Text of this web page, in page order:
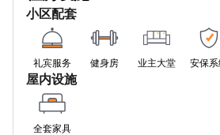
Broadfields Sports Ground
Oxford Road Wealdstone (Stop U)
Parkfield Avenue
小区配套
礼宾服务 健身房 业主大堂 安保
屋内设施
全套家具